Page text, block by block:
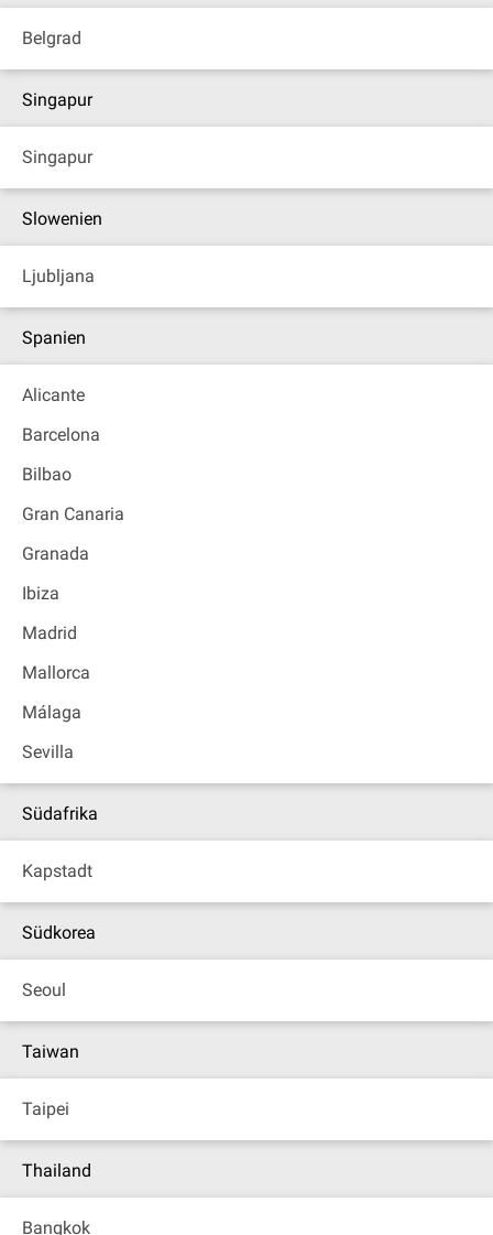
Belgrad
Singapur
Singapur
Slowenien
Ljubljana
Spanien
Alicante
Barcelona
Bilbao
Gran Canaria
Granada
Ibiza
Madrid
Mallorca
Málaga
Sevilla
Südafrika
Kapstadt
Südkorea
Seoul
Taiwan
Taipei
Thailand
Bangkok